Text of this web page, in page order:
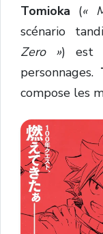
Tomioka («
scénario
Zero ») est
personnages.
compose les